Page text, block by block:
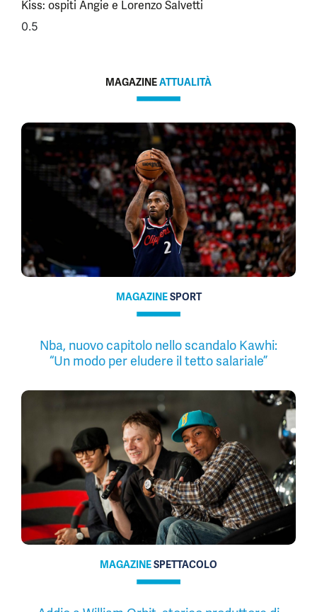
Kiss: ospiti Angie e Lorenzo Salvetti
MAGAZINEATTUALITÀ
MAGAZINESPORT
Nba, nuovo capitolo nello scandalo Kawhi:
“Un modo per eludere il tetto salariale”
MAGAZINESPETTACOLO